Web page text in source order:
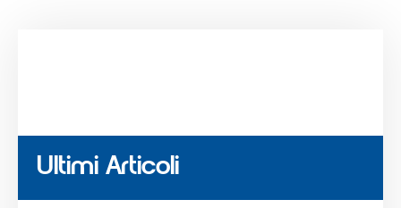
Ultimi Articoli